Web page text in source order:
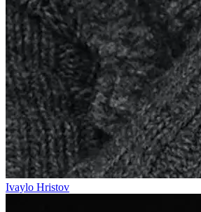
Ivaylo Hristov